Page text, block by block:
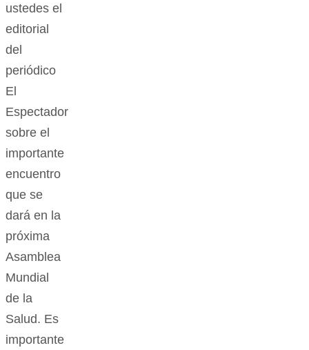
ustedes el
editorial
del
periódico
El
Espectador
sobre el
importante
encuentro
que se
dará en la
próxima
Asamblea
Mundial
de la
Salud. Es
importante